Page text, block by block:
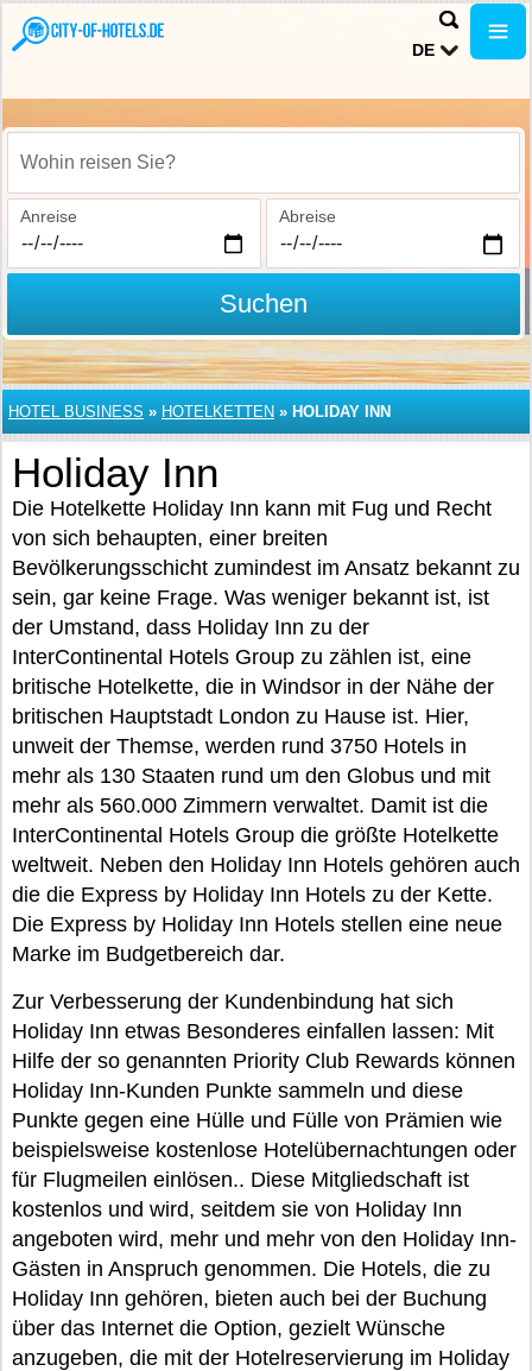
DE
Wohin reisen Sie?
Anreise Abreise
Suchen
HOTEL BUSINESS » HOTELKETTEN » HOLIDAY INN
Holiday Inn
Die Hotelkette Holiday Inn kann mit Fug und Recht
von sich behaupten, einer breiten
Bevölkerungsschicht zumindest im Ansatz bekannt zu
sein, gar keine Frage. Was weniger bekannt ist, ist
der Umstand, dass Holiday Inn zu der
InterContinental Hotels Group zu zählen ist, eine
britische Hotelkette, die in Windsor in der Nähe der
britischen Hauptstadt London zu Hause ist. Hier,
unweit der Themse, werden rund 3750 Hotels in
mehr als 130 Staaten rund um den Globus und mit
mehr als 560.000 Zimmern verwaltet. Damit ist die
InterContinental Hotels Group die größte Hotelkette
weltweit. Neben den Holiday Inn Hotels gehören auch
die die Express by Holiday Inn Hotels zu der Kette.
Die Express by Holiday Inn Hotels stellen eine neue
Marke im Budgetbereich dar.
Zur Verbesserung der Kundenbindung hat sich
Holiday Inn etwas Besonderes einfallen lassen: Mit
Hilfe der so genannten Priority Club Rewards können
Holiday Inn-Kunden Punkte sammeln und diese
Punkte gegen eine Hülle und Fülle von Prämien wie
beispielsweise kostenlose Hotelübernachtungen oder
für Flugmeilen einlösen.. Diese Mitgliedschaft ist
kostenlos und wird, seitdem sie von Holiday Inn
angeboten wird, mehr und mehr von den Holiday Inn-
Gästen in Anspruch genommen. Die Hotels, die zu
Holiday Inn gehören, bieten auch bei der Buchung
über das Internet die Option, gezielt Wünsche
anzugeben, die mit der Hotelreservierung im Holiday